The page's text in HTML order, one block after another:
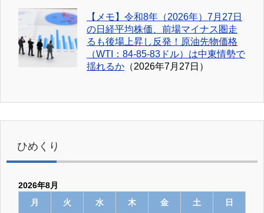
【メモ】令和8年（2026年）7月27日
の日経平均株価、前場マイナス圏走
るも後場上昇し反発！原油先物価格
（WTI：84-85-83ドル）は中東情勢で
揺れるか （2026年7月27日）
ひめくり
2026年8月
月
火 水 木 金 土 日